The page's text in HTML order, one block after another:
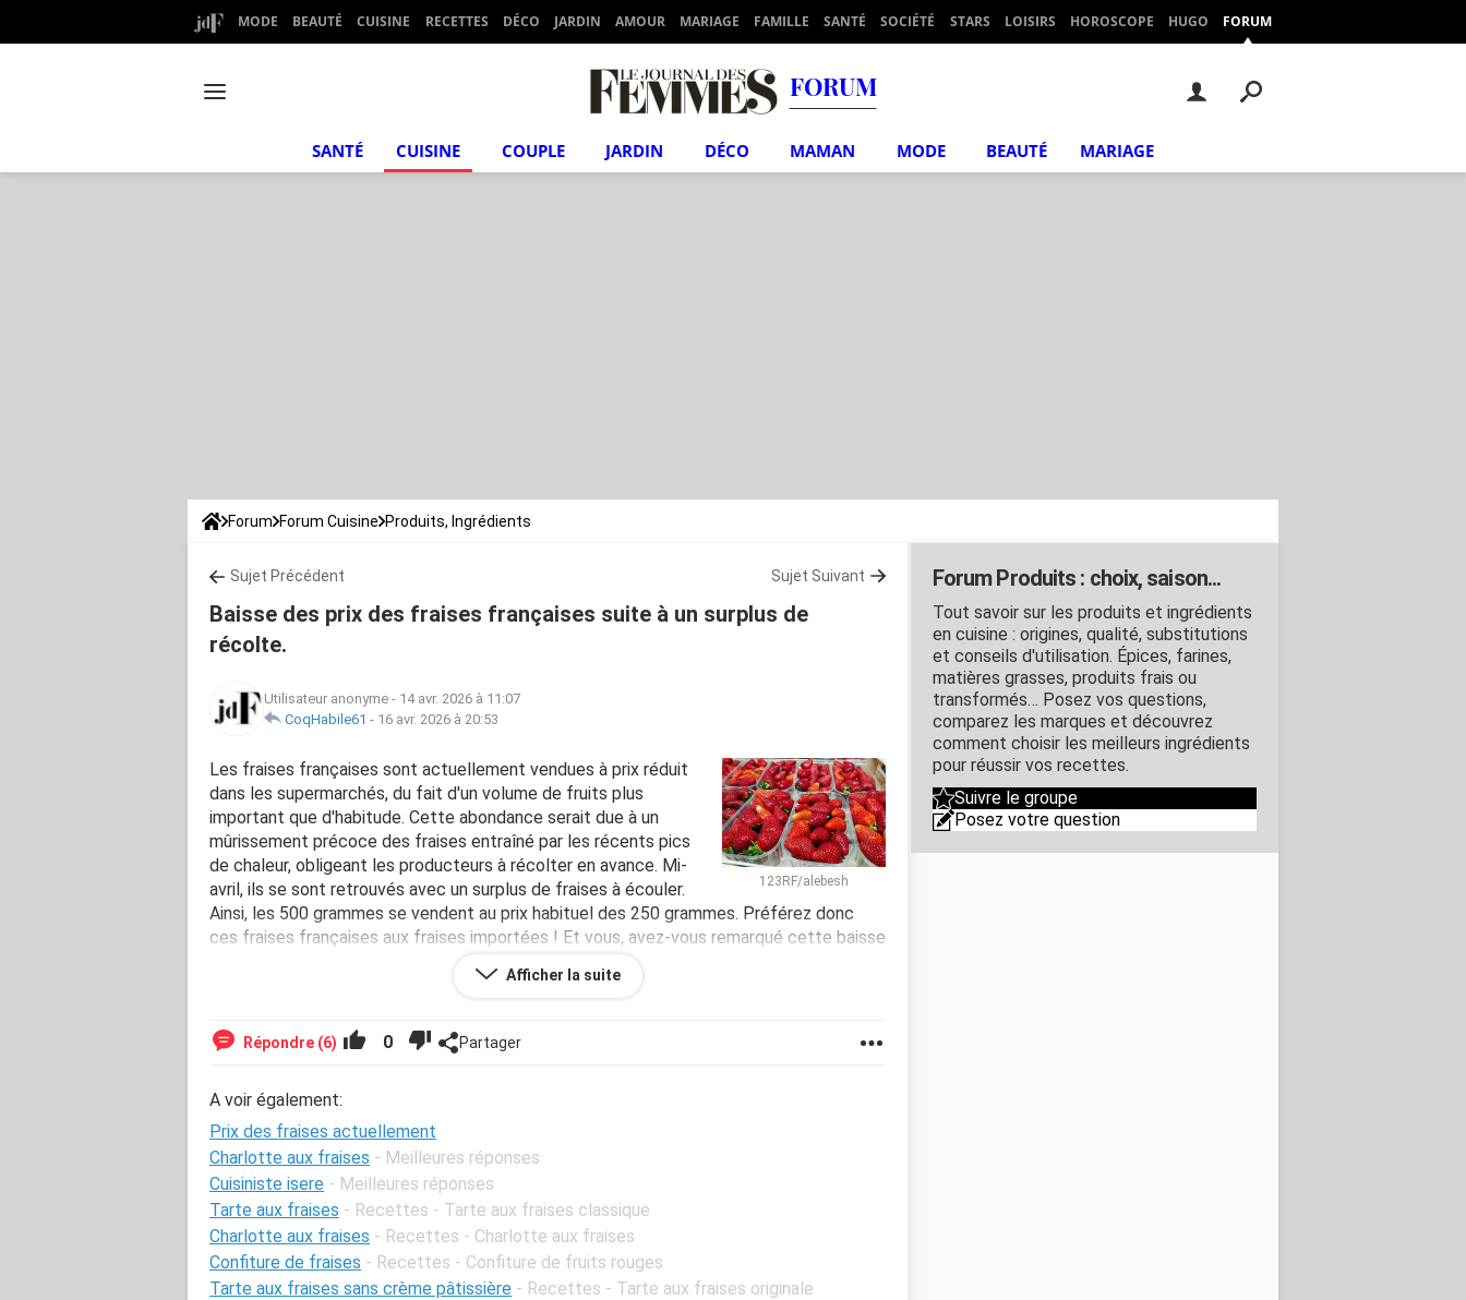
MODE BEAUTÉ CUISINE RECETTES DÉCO JARDIN AMOUR MARIAGE FAMILLE SANTÉ SOCIÉTÉ STARS LOISIRS HOROSCOPE HUGO FORUM
FORUM
SANTÉ CUISINE COUPLE JARDIN DÉCO MAMAN MODE BEAUTÉ MARIAGE
Forum Forum Cuisine Produits, Ingrédients
Sujet Précédent Sujet Suivant
Baisse des prix des fraises françaises suite à un surplus de
récolte.
Utilisateur anonyme - 14 avr. 2026 à 11:07
CoqHabile61 - 16 avr. 2026 à 20:53
123RF/alebesh
Les fraises françaises sont actuellement vendues à prix réduit
dans les supermarchés, du fait d'un volume de fruits plus
important que d'habitude. Cette abondance serait due à un
mûrissement précoce des fraises entraîné par les récents pics
de chaleur, obligeant les producteurs à récolter en avance. Mi-
avril, ils se sont retrouvés avec un surplus de fraises à écouler.
Ainsi, les 500 grammes se vendent au prix habituel des 250 grammes. Préférez donc
ces fraises françaises aux fraises importées ! Et vous, avez-vous remarqué cette baisse
Afficher la suite
Répondre (6) 0 Partager
A voir également:
Prix des fraises actuellement
Charlotte aux fraises - Meilleures réponses
Cuisiniste isere - Meilleures réponses
Tarte aux fraises - Recettes - Tarte aux fraises classique
Charlotte aux fraises - Recettes - Charlotte aux fraises
Confiture de fraises - Recettes - Confiture de fruits rouges
Tarte aux fraises sans crème pâtissière - Recettes - Tarte aux fraises originale
Forum Produits : choix, saison...
Tout savoir sur les produits et ingrédients
en cuisine : origines, qualité, substitutions
et conseils d'utilisation. Épices, farines,
matières grasses, produits frais ou
transformés… Posez vos questions,
comparez les marques et découvrez
comment choisir les meilleurs ingrédients
pour réussir vos recettes.
Suivre le groupe
Posez votre question